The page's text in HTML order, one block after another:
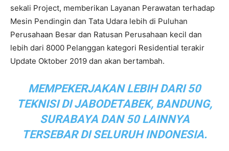
sekali Project, memberikan Layanan Perawatan terhadap
Mesin Pendingin dan Tata Udara lebih di Puluhan
Perusahaan Besar dan Ratusan Perusahaan kecil dan
lebih dari 8000 Pelanggan kategori Residential terakir
Update Oktober 2019 dan akan bertambah.
MEMPEKERJAKAN LEBIH DARI 50
TEKNISI DI JABODETABEK, BANDUNG,
SURABAYA DAN 50 LAINNYA
TERSEBAR DI SELURUH INDONESIA.